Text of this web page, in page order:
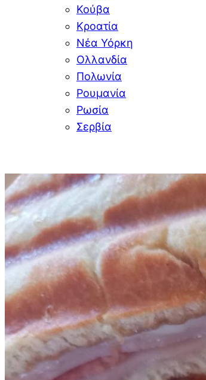
Κούβα
Κροατία
Νέα Υόρκη
Ολλανδία
Πολωνία
Ρουμανία
Ρωσία
Σερβία